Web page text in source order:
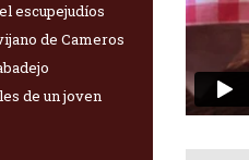
escupejudíos
de Cameros
de un joven